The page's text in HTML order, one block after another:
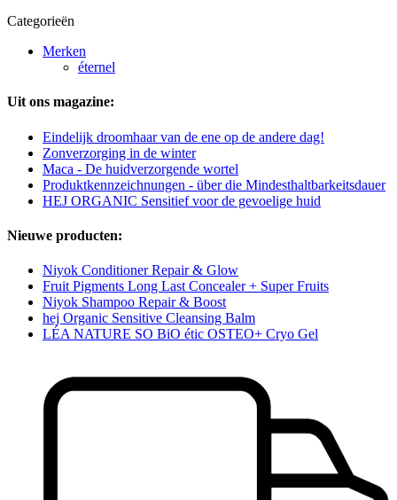
Categorieën
Merken
éternel
Uit ons magazine:
Eindelijk droomhaar van de ene op de andere dag!
Zonverzorging in de winter
Maca - De huidverzorgende wortel
Produktkennzeichnungen - über die Mindesthaltbarkeitsdauer
HEJ ORGANIC Sensitief voor de gevoelige huid
Nieuwe producten:
Niyok Conditioner Repair & Glow
Fruit Pigments Long Last Concealer + Super Fruits
Niyok Shampoo Repair & Boost
hej Organic Sensitive Cleansing Balm
LÉA NATURE SO BiO étic OSTEO+ Cryo Gel